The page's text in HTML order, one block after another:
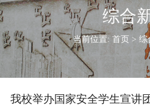
综合
当前位置: 首页 > 综
我校举办国家安全学生宣讲